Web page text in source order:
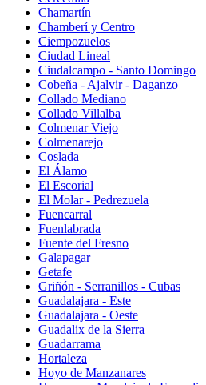
Chamartín
Chamberí y Centro
Ciempozuelos
Ciudad Lineal
Ciudalcampo - Santo Domingo
Cobeña - Ajalvir - Daganzo
Collado Mediano
Collado Villalba
Colmenar Viejo
Colmenarejo
Coslada
El Álamo
El Escorial
El Molar - Pedrezuela
Fuencarral
Fuenlabrada
Fuente del Fresno
Galapagar
Getafe
Griñón - Serranillos - Cubas
Guadalajara - Este
Guadalajara - Oeste
Guadalix de la Sierra
Guadarrama
Hortaleza
Hoyo de Manzanares